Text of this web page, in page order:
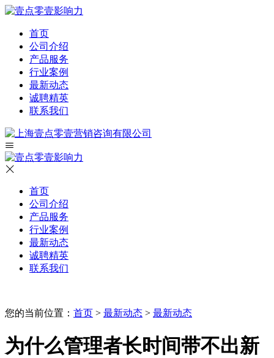
首页
公司介绍
产品服务
行业案例
最新动态
诚聘精英
联系我们
首页
公司介绍
产品服务
行业案例
最新动态
诚聘精英
联系我们
您的当前位置： 首页 > 最新动态 > 最新动态
为什么管理者长时间带不出新